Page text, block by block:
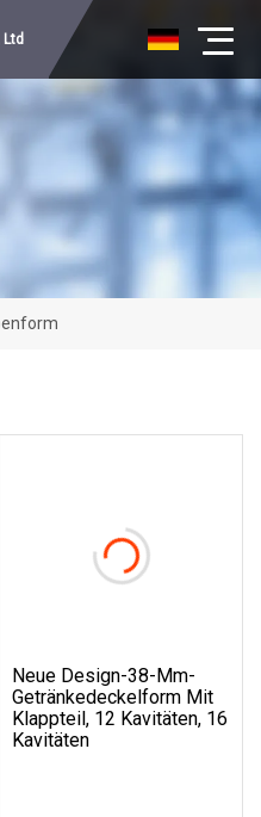
Neue Design-38-Mm-
Getränkedeckelform Mit
Klappteil, 12 Kavitäten, 16
Kavitäten